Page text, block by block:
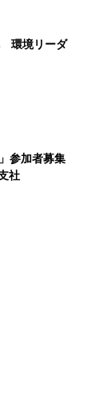
環境リーダ
参加者募集
社